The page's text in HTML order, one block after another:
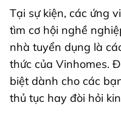
Tại sự kiện, các ứng
tìm cơ hội nghề
nhà tuyển dụng là
thức của Vinhomes.
biệt dành cho các
thủ tục hay đòi hỏi